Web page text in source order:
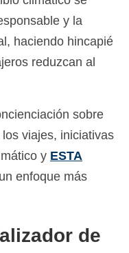
y la
haciendo hincapié
reduzcan al
sobre
viajes, iniciativas
y ESTA
enfoque más
de